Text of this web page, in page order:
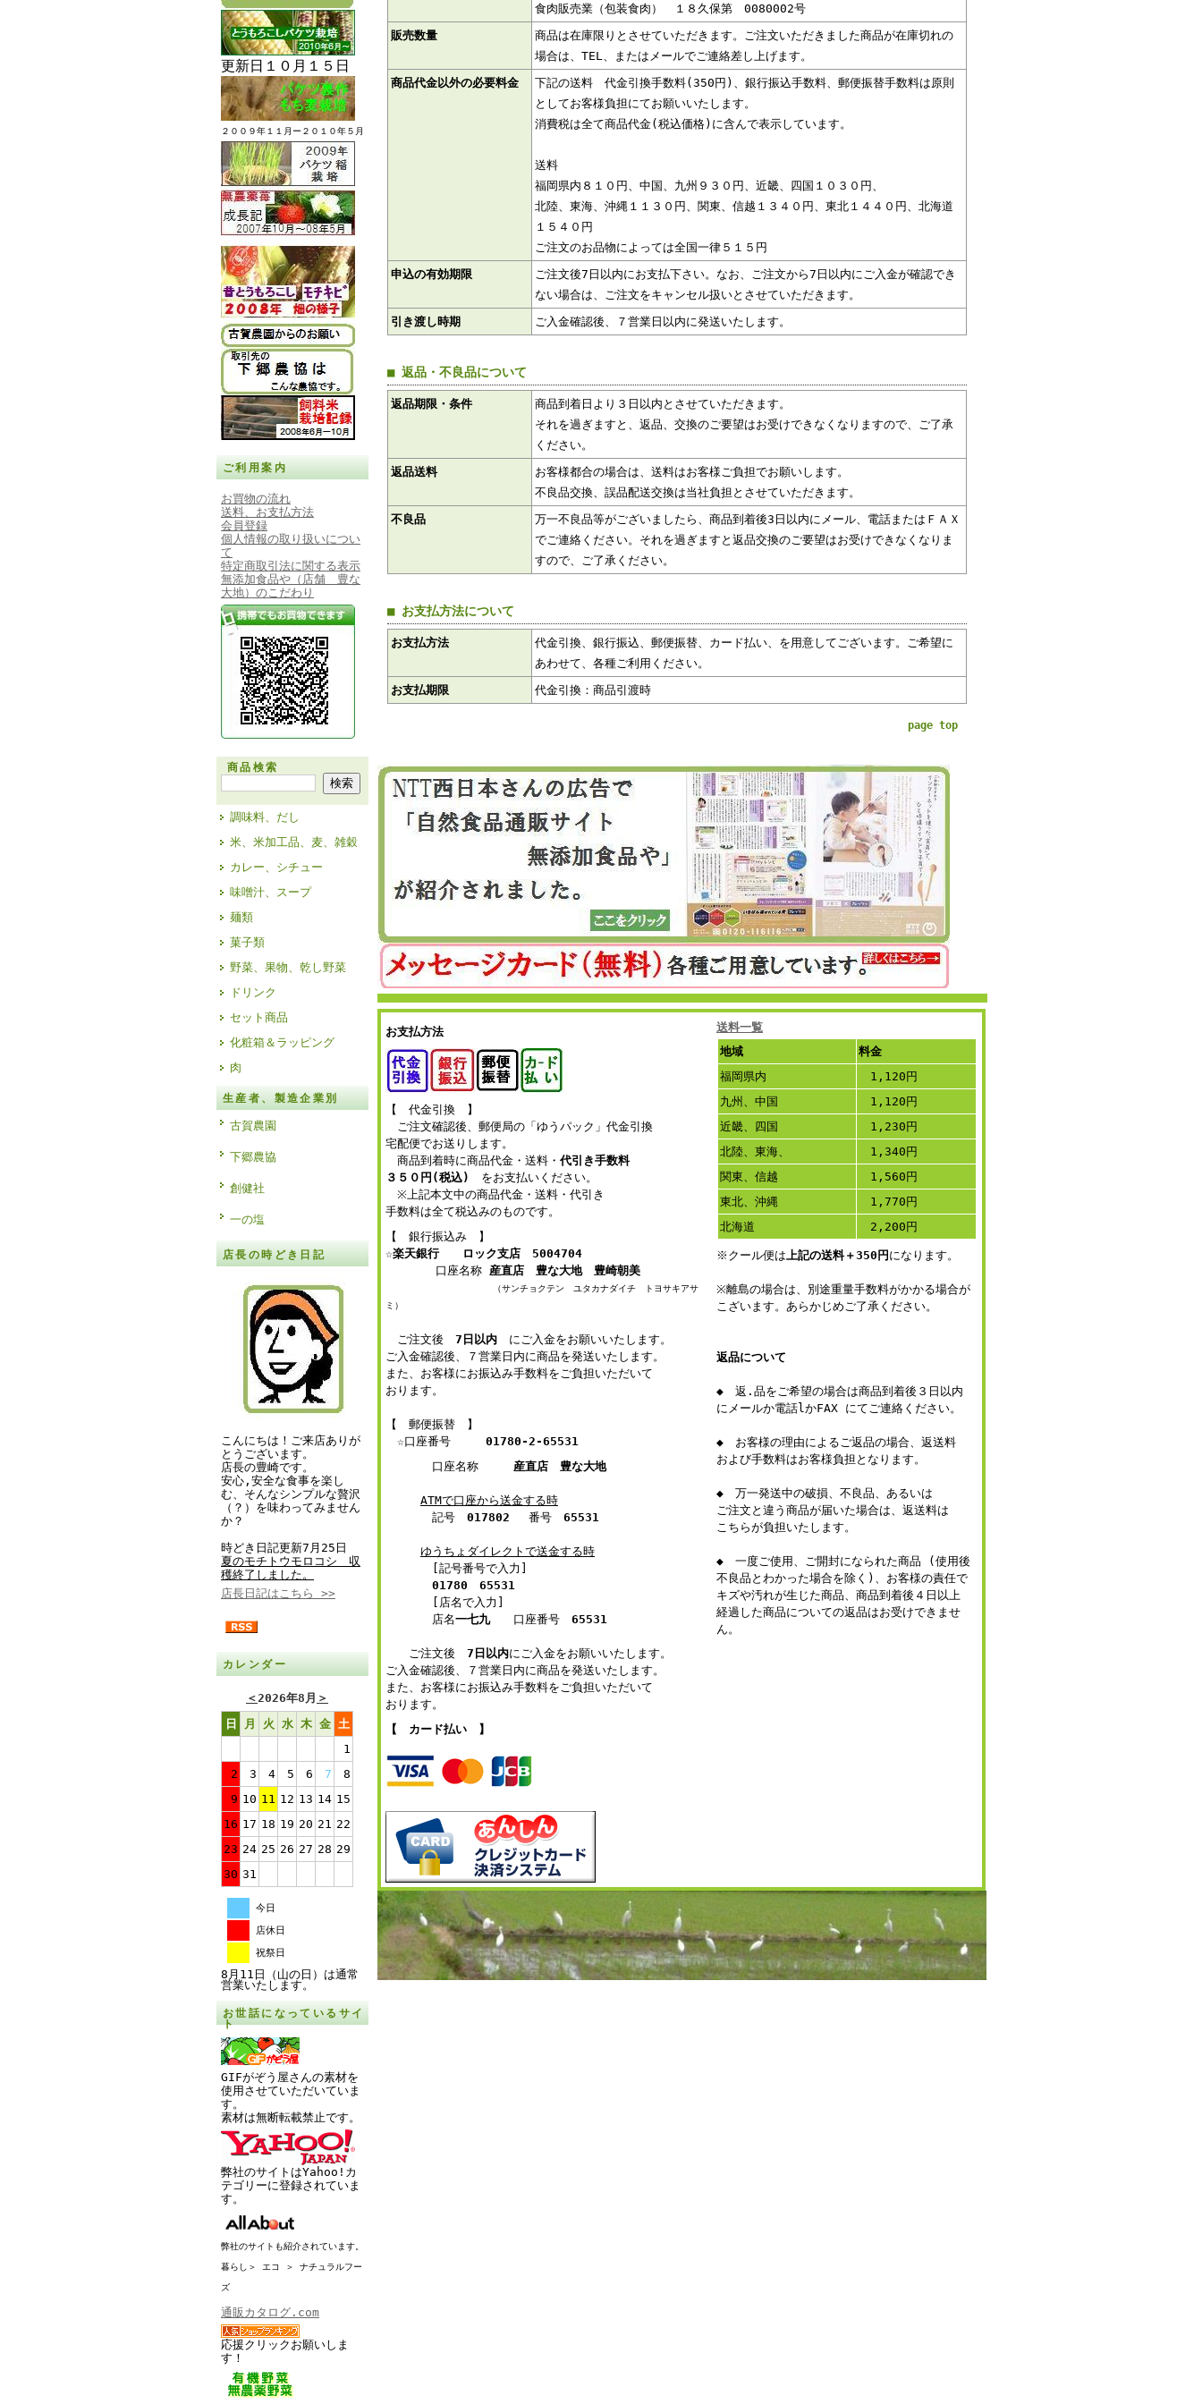
更新日１０月１５日
２００９年１１月ー２０１０年５月
ご利用案内
お買物の流れ
送料、お支払方法
会員登録
個人情報の取り扱いについ
て
特定商取引法に関する表示
無添加食品や（店舗 豊な
大地）のこだわり
商品検索
調味料、だし
米、米加工品、麦、雑穀
カレー、シチュー
味噌汁、スープ
麺類
菓子類
野菜、果物、乾し野菜
ドリンク
セット商品
化粧箱＆ラッピング
肉
生産者、製造企業別
古賀農園
下郷農協
創健社
一の塩
店長の時どき日記
こんにちは！ご来店ありが
とうございます。
店長の豊崎です。
安心,安全な食事を楽し
む、そんなシンプルな贅沢
（？）を味わってみません
か？
時どき日記更新7月25日
夏のモチトウモロコシ 収
穫終了しました。
店長日記はこちら >>
カレンダー
＜2026年8月 ＞
日
月 火 水 木 金 土
1
2
3 4 5 6 7
8
9 10 11 12 13 14 15
16 17 18 19 20 21 22
23 24 25 26 27 28 29
30 31
今日
店休日
祝祭日
8月11日（山の日）は通常
営業いたします。
お世話になっているサイ
ト
GIFがぞう屋さんの素材を
使用させていただいていま
す。
素材は無断転載禁止です。
弊社のサイトはYahoo!カ
テゴリーに登録されていま
す。
弊社のサイトも紹介されています。
暮らし＞ エコ ＞ ナチュラルフー
ズ
通販カタログ.com
応援クリックお願いしま
す！
食肉販売業（包装食肉） １８久保第 0080002号
販売数量
商品は在庫限りとさせていただきます。ご注文いただきました商品が在庫切れの
場合は、TEL、またはメールでご連絡差し上げます。
商品代金以外の必要料金
下記の送料 代金引換手数料(350円)、銀行振込手数料、郵便振替手数料は原則
としてお客様負担にてお願いいたします。
消費税は全て商品代金(税込価格)に含んで表示しています。
送料
福岡県内８１０円、中国、九州９３０円、近畿、四国１０３０円、
北陸、東海、沖縄１１３０円、関東、信越１３４０円、東北１４４０円、北海道
１５４０円
ご注文のお品物によっては全国一律５１５円
申込の有効期限
ご注文後7日以内にお支払下さい。なお、ご注文から7日以内にご入金が確認でき
ない場合は、ご注文をキャンセル扱いとさせていただきます。
引き渡し時期
ご入金確認後、７営業日以内に発送いたします。
■ 返品・不良品について
返品期限・条件
商品到着日より３日以内とさせていただきます。
それを過ぎますと、返品、交換のご要望はお受けできなくなりますので、ご了承
ください。
返品送料
お客様都合の場合は、送料はお客様ご負担でお願いします。
不良品交換、誤品配送交換は当社負担とさせていただきます。
不良品
万一不良品等がございましたら、商品到着後3日以内にメール、電話またはＦＡＸ
でご連絡ください。それを過ぎますと返品交換のご要望はお受けできなくなりま
すので、ご了承ください。
■ お支払方法について
お支払方法
代金引換、銀行振込、郵便振替、カード払い、を用意してございます。ご希望に
あわせて、各種ご利用ください。
お支払期限
代金引換：商品引渡時
page top
お支払方法
【 代金引換 】
ご注文確認後、郵便局の「ゆうパック」代金引換
宅配便でお送りします。
商品到着時に商品代金・送料・ 代引き手数料
３５０円(税込) をお支払いください。
※上記本文中の商品代金・送料・代引き
手数料は全て税込みのものです。
【 銀行振込み 】
☆楽天銀行
ロック支店 5004704
口座名称 産直店 豊な大地 豊崎朝美
（サンチョクテン ユタカナダイチ トヨサキアサ
ミ）
ご注文後 7日以内 にご入金をお願いいたします。
ご入金確認後、７営業日内に商品を発送いたします。
また、お客様にお振込み手数料をご負担いただいて
おります。
【 郵便振替 】
☆口座番号 01780-2-65531
口座名称 産直店 豊な大地
ATMで口座から送金する時
記号 017802 番号 65531
ゆうちょダイレクトで送金する時
[記号番号で入力]
01780 65531
[店名で入力]
店名一七九口座番号 65531
ご注文後 7日以内にご入金をお願いいたします。
ご入金確認後、７営業日内に商品を発送いたします。
また、お客様にお振込み手数料をご負担いただいて
おります。
【 カード払い 】
送料一覧
地域
料金
福岡県内
1,120円
九州、中国
1,120円
近畿、四国
1,230円
北陸、東海、
1,340円
関東、信越
1,560円
東北、沖縄
1,770円
北海道
2,200円
※クール便は 上記の送料＋350円 になります。
※離島の場合は、別途重量手数料がかかる場合が
こざいます。あらかじめご了承ください。
返品について
◆ 返.品をご希望の場合は商品到着後３日以内
にメールか電話lかFAX にてご連絡ください。
◆ お客様の理由によるご返品の場合、返送料
および手数料はお客様負担となります。
◆ 万一発送中の破損、不良品、あるいは
ご注文と違う商品が届いた場合は、返送料は
こちらが負担いたします。
◆ 一度ご使用、ご開封になられた商品 (使用後
不良品とわかった場合を除く)、お客様の責任で
キズや汚れが生じた商品、商品到着後４日以上
経過した商品についての返品はお受けできませ
ん。